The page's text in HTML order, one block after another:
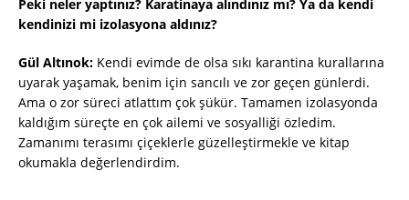
Peki neler yaptınız? Karatinaya alındınız mı? Ya da kendi
kendinizi mi izolasyona aldınız?
Gül Altınok: Kendi evimde de olsa sıkı karantina kurallarına
uyarak yaşamak, benim için sancılı ve zor geçen günlerdi.
Ama o zor süreci atlattım çok şükür. Tamamen izolasyonda
kaldığım süreçte en çok ailemi ve sosyalliği özledim.
Zamanımı terasımı çiçeklerle güzelleştirmekle ve kitap
okumakla değerlendirdim.